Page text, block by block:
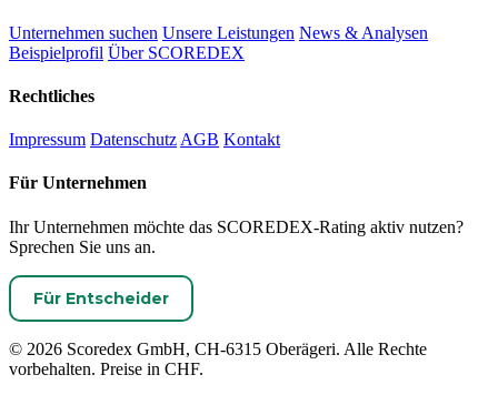
Unternehmen suchen Unsere Leistungen News & Analysen
Beispielprofil Über SCOREDEX
Rechtliches
Impressum Datenschutz AGB Kontakt
Für Unternehmen
Ihr Unternehmen möchte das SCOREDEX-Rating aktiv nutzen?
Sprechen Sie uns an.
Für Entscheider
© 2026 Scoredex GmbH, CH-6315 Oberägeri. Alle Rechte
vorbehalten. Preise in CHF.